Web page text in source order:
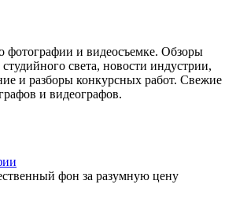
фотографии и видеосъемке. Обзоры
света, новости индустрии,
и разборы конкурсных работ. Свежие
и видеографов.
фон за разумную цену